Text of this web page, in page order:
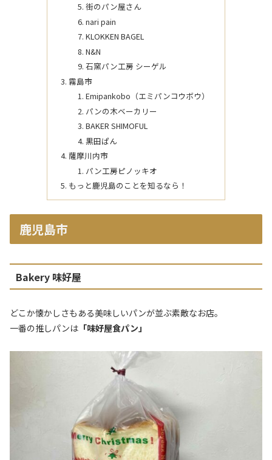
街のパン屋さん
nari pain
KLOKKEN BAGEL
N&N
石窯パン工房 シーゲル
霧島市
Emipankobo（エミパンコウボウ）
パンの木ベーカリー
BAKER SHIMOFUL
黒田ぱん
薩摩川内市
パン工房ピノッキオ
もっと鹿児島のことを知るなら！
鹿児島市
Bakery 味好屋
どこか懐かしさもある美味しいパンが並ぶ素敵なお店。
一番の推しパンは 「味好屋食パン」